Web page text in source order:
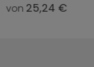
25,24 €